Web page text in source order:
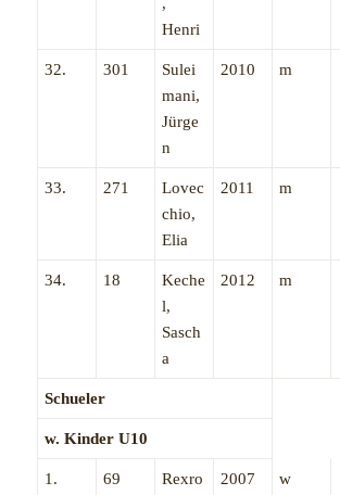
,
Henri
32. 301
Sulei
mani,
Jürge
n
2010 m
33. 271
Lovec
chio,
Elia
2011 m
34. 18
Keche
l,
Sasch
a
2012 m
Schueler
w. Kinder U10
1. 69
Rexro
2007 w